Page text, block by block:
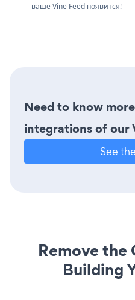
ваше Vine Feed появится!
Need to know
integrations of our
See
Remove the
Building